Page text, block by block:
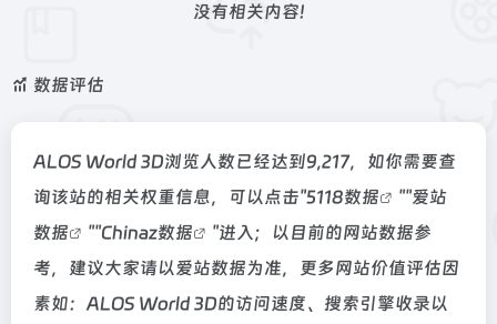
没有相关内容!
数据评估
ALOS World 3D浏览人数已经达到9,217，如你需要查
询该站的相关权重信息，可以点击"5118数据 ""爱站
数据
""Chinaz数据
"进入；以目前的网站数据参
考，建议大家请以爱站数据为准，更多网站价值评估因
素如：ALOS World 3D的访问速度、搜索引擎收录以